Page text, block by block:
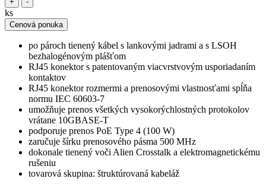
ks
Cenová ponuka
po pároch tienený kábel s lankovými jadrami a s LSOH
bezhalogénovým plášťom
RJ45 konektor s patentovaným viacvrstvovým usporiadaním
kontaktov
RJ45 konektor rozmermi a prenosovými vlastnosťami spĺňa
normu IEC 60603-7
umožňuje prenos všetkých vysokorýchlostných protokolov
vrátane 10GBASE-T
podporuje prenos PoE Type 4 (100 W)
zaručuje šírku prenosového pásma 500 MHz
dokonale tienený voči Alien Crosstalk a elektromagnetickému
rušeniu
tovarová skupina: štruktúrovaná kabeláž